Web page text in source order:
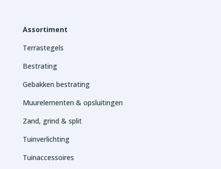
Assortiment
Terrastegels
Bestrating
Gebakken bestrating
Muurelementen & opsluitingen
Zand, grind & split
Tuinverlichting
Tuinaccessoires